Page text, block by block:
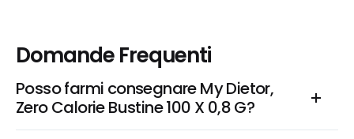
Domande Frequenti
Posso farmi consegnare My Dietor,
Zero Calorie Bustine 100 X 0,8 G?